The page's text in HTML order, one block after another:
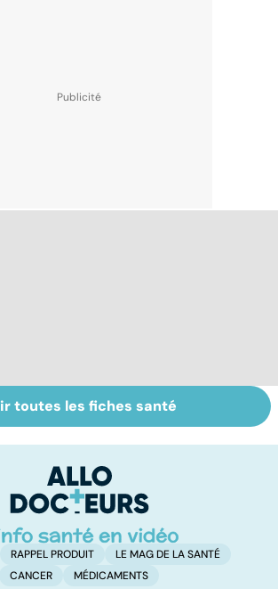
santé
Variole du singe :
symptômes,
traitements
toutes les fiches santé
RAPPEL PRODUIT
LE MAG DE LA SANTÉ
CANCER
MÉDICAMENTS